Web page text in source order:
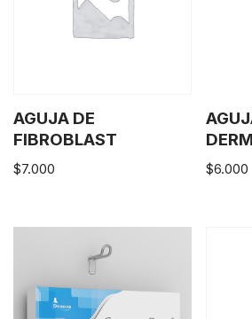
AGUJA DE
FIBROBLAST
$7.000 $6.000